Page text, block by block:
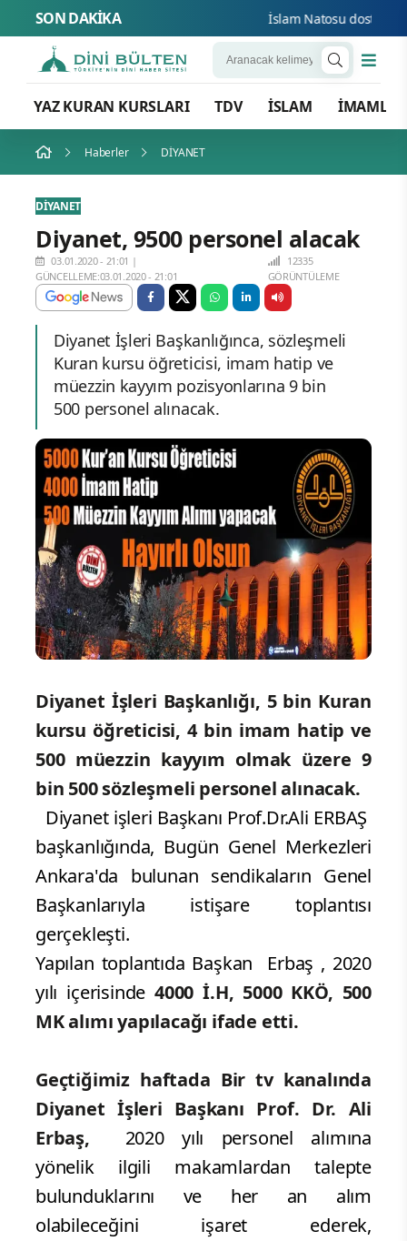
SON DAKİKA İslam Natosu dosta
YAZ KURAN KURSLARI TDV İSLAM İMAMLAR
Haberler DİYANET
DİYANET
Diyanet, 9500 personel alacak
03.01.2020 - 21:01 |
GÜNCELLEME:03.01.2020 - 21:01
12335
GÖRÜNTÜLEME
Diyanet İşleri Başkanlığınca, sözleşmeli
Kuran kursu öğreticisi, imam hatip ve
müezzin kayyım pozisyonlarına 9 bin
500 personel alınacak.
Diyanet İşleri Başkanlığı, 5 bin Kuran
kursu öğreticisi, 4 bin imam hatip ve
500 müezzin kayyım olmak üzere 9
bin 500 sözleşmeli personel alınacak.
Diyanet işleri Başkanı Prof.Dr.Ali ERBAŞ
başkanlığında, Bugün Genel Merkezleri
Ankara'da bulunan sendikaların Genel
Başkanlarıyla istişare toplantısı
gerçekleşti.
Yapılan toplantıda Başkan Erbaş , 2020
yılı içerisinde4000 İ.H, 5000 KKÖ, 500
MK alımı yapılacağı ifade etti.
Geçtiğimiz haftada Bir tv kanalında
Diyanet İşleri Başkanı Prof. Dr. Ali
Erbaş, 2020 yılı personel alımına
yönelik ilgili makamlardan talepte
bulunduklarını ve her an alım
olabileceğini işaret ederek,